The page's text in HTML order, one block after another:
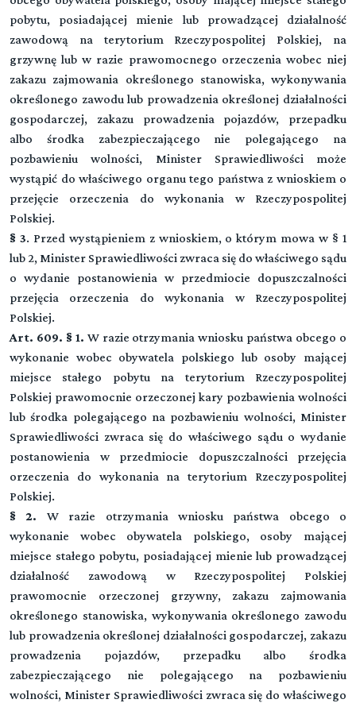
pobytu, posiadającej mienie lub prowadzącej działalność
zawodową na terytorium Rzeczypospolitej Polskiej, na
grzywnę lub w razie prawomocnego orzeczenia wobec niej
zakazu zajmowania określonego stanowiska, wykonywania
określonego zawodu lub prowadzenia określonej działalności
gospodarczej, zakazu prowadzenia pojazdów, przepadku
albo środka zabezpieczającego nie polegającego na
pozbawieniu wolności, Minister Sprawiedliwości może
wystąpić do właściwego organu tego państwa z wnioskiem o
przejęcie orzeczenia do wykonania w Rzeczypospolitej
Polskiej.
§ 3. Przed wystąpieniem z wnioskiem, o którym mowa w § 1
lub 2, Minister Sprawiedliwości zwraca się do właściwego sądu
o wydanie postanowienia w przedmiocie dopuszczalności
przejęcia orzeczenia do wykonania w Rzeczypospolitej
Polskiej.
Art. 609. § 1. W razie otrzymania wniosku państwa obcego o
wykonanie wobec obywatela polskiego lub osoby mającej
miejsce stałego pobytu na terytorium Rzeczypospolitej
Polskiej prawomocnie orzeczonej kary pozbawienia wolności
lub środka polegającego na pozbawieniu wolności, Minister
Sprawiedliwości zwraca się do właściwego sądu o wydanie
postanowienia w przedmiocie dopuszczalności przejęcia
orzeczenia do wykonania na terytorium Rzeczypospolitej
Polskiej.
§ 2. W razie otrzymania wniosku państwa obcego o
wykonanie wobec obywatela polskiego, osoby mającej
miejsce stałego pobytu, posiadającej mienie lub prowadzącej
działalność zawodową w Rzeczypospolitej Polskiej
prawomocnie orzeczonej grzywny, zakazu zajmowania
określonego stanowiska, wykonywania określonego zawodu
lub prowadzenia określonej działalności gospodarczej, zakazu
prowadzenia pojazdów, przepadku albo środka
zabezpieczającego nie polegającego na pozbawieniu
wolności, Minister Sprawiedliwości zwraca się do właściwego